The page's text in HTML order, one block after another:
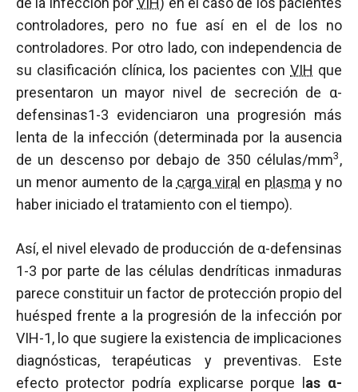
controladores, pero no fue así en el de los no
controladores. Por otro lado, con independencia de
su clasificación clínica, los pacientes con VIH que
presentaron un mayor nivel de secreción de α-
defensinas1-3 evidenciaron una progresión más
lenta de la infección (determinada por la ausencia
de un descenso por debajo de 350 células/mm3,
un menor aumento de la carga viral en plasma y no
haber iniciado el tratamiento con el tiempo).
Así, el nivel elevado de producción de α-defensinas
1-3 por parte de las células dendríticas inmaduras
parece constituir un factor de protección propio del
huésped frente a la progresión de la infección por
VIH-1, lo que sugiere la existencia de implicaciones
diagnósticas, terapéuticas y preventivas. Este
efecto protector podría explicarse porque l as α-